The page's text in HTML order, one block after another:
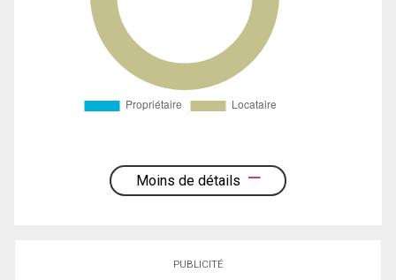
Moins de détails
PUBLICITÉ